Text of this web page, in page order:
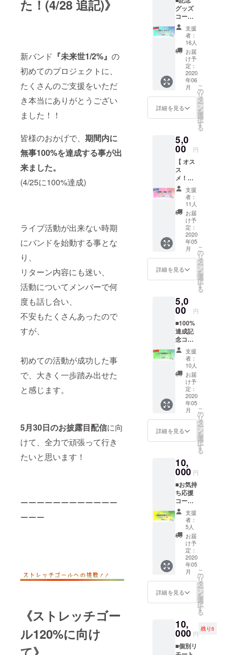
た！(4/28 追記)》
新バンド 『未来世1/2%』 の
初めてのプロジェクトに、
たくさんのご支援をいただ
き本当にありがとうござい
ました！！
皆様のおかげで、 期間内に
無事100%を達成する事が出
来ました。
(4/25に100%達成)
ライブ活動が出来ない時期
にバンドを始動する事とな
り、
リターン内容にも迷い、
活動についてメンバーで何
度も話し合い、
不安もたくさんあったので
すが、
初めての活動が成功した事
で、大きく一歩踏み出せた
と感じます。
5月30日のお披露目配信に向
けて、全力で頑張って行き
たいと思います！
ーーーーーーーーーーーー
ーーー
《ストレッチゴー
ル120%に向け
だいた
場合、
他の
コース
でも共
通でお
読み頂
けるも
のと
なって
おりま
す。)
動報告
の閲覧
(会員登
録した
場合の
み。全
コース
共通。)
バンド
で演奏
する楽
曲のデ
モを、
聴いて
頂ける
URLを
メール
でお送
りしま
す。歌
詞も記
載して
ありま
すの
で、お
披露目
に向け
てぜひ
曲を覚
えてく
グッズ
コース
クリア
ファイ
ル＆
チェキ
セッ
ト [郵
送あり]
・オリ
ジナル
クリア
ファイ
ル ・全
員で撮
た、ス
テージ
衣装の
ワイド
チェキ
・ラン
ダム
チェ
キ イ
ロハ ・
ランダ
ムチェ
キ ハ
ル ・ラ
ンダム
チェ
キ シ
ファイ
ルと、
お披露
目ライ
ブのス
テージ
衣装で
撮影し
たメン
バーの
チェキ
のセッ
トをお
届けし
ます！
チェキ
は全て
インの
宛名の
を備考
欄に記
載して
くださ
い。
支援
者：
16人
お届
け予
定：
2020
年06
月
詳細を見る
こ
の
リ
タ
ー
ン
を
選
択
す
る
5,0
00 円
【 オス
ス
メ！】
■お披露
目「配
信」
LIVE
限定応
援グッ
ズコー
ス [郵
送あり]
・お披
露目ラ
イブの
記念チ
(実際の
ライブ
には参
加頂け
ませ
ん。記
念グッ
ズで
す。) ・
記念チ
ケット
にメン
バー全
員のサ
イン ・
オリジ
ナル缶
ゴハン
ドタオ
ル ・バ
ンド
ロゴT
シャツ
ご自宅
でお披
露目
「配
信」
LIVEを
見る際
に、T
シャツ
などの
グッズ
気分で
応援し
るセッ
支援
者：
11人
お届
け予
定：
2020
年05
月
詳細を見る
こ
の
リ
タ
ー
ン
を
選
択
す
る
5,0
00 円
■100%
達成記
念コー
ス 限定
フォト
ブック
＆トー
トバッ
グ [郵
送あり]
・限定
フォト
ブック
・ロゴ
トート
バッグ
アー写
撮影の
際のオ
フ
ショッ
トを収
録した
限定
フォト
ブック
と、バ
ンドの
ロゴが
入った
トート
バッグ
をお届
本当の
意味で
のお披
露目ラ
支援
者：
10人
お届
け予
定：
2020
年05
月
詳細を見る
こ
の
リ
タ
ー
ン
を
選
択
す
る
10,
000 円
■お気持
ち応援
コース
③ 限
定ムー
ビー視
聴 [郵
送なし]
・お礼
のメー
ル ・限
定公開
のメン
バーか
らの
thanks
ビー
視聴権
・限定
活動報
支援
者：
5人
お届
け予
定：
2020
年05
月
詳細を見る
こ
の
リ
タ
ー
ン
を
選
択
す
る
10,
000 円
残り5
■個別リ